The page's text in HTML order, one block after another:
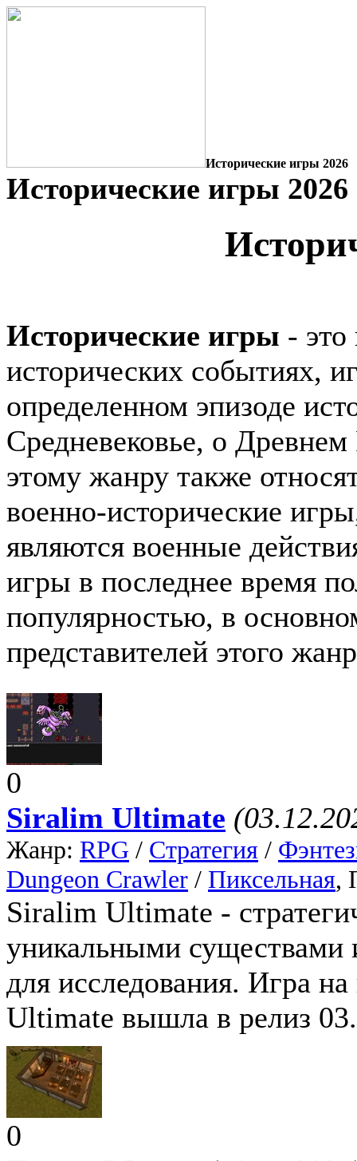
Исторические игры 2026
Исторические игры 2026
Исторические игры -
исторических событиях,
определенном эпизоде
Средневековье, о
этому жанру также
военно-исторические
являются военные
игры в последнее время
популярностью, в
представителей этого
0
Siralim Ultimate
Жанр: RPG / Стратегия /
Dungeon Crawler / Пиксельная,
Siralim Ultimate -
уникальными существами
для исследования. Игра
Ultimate вышла в релиз
0